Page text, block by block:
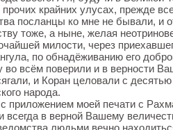
крайних улусах, прежде
посланцы ко мне не бывали, и
тоже, а ныне, желая
милости, через
по обнадёживанию его
всём поверили и в верности
и Коран целовали с
народа.
приложением моей печати с
всегда в верной Вашему
людьми вечно